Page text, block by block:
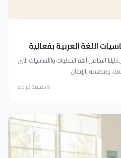
اللغة العربية بفعالية
الشامل أهم الخطوات والأساسيات التي
ومفعمة بالإتقان.
5دقيقة قراءة